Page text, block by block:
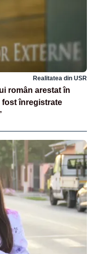
Realitatea din USR
român arestat în
fost înregistrate